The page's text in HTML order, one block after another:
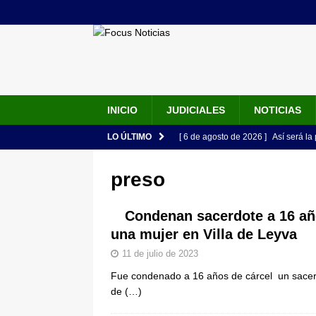
INICIO JUDICIALES NOTICIAS
LO ÚLTIMO [ 6 de agosto de 2026 ] Así será la
una “desobediencia civil” desde el
[ 6 de agosto de 2026 ] La historia
Espriella: tradición, simbolismo y
ÚLTIMO
preso
Condenan sacerdote a 16
una mujer en Villa de Leyva
11 de julio de 2023
Fue condenado a 16 años de cárcel un
de (…)